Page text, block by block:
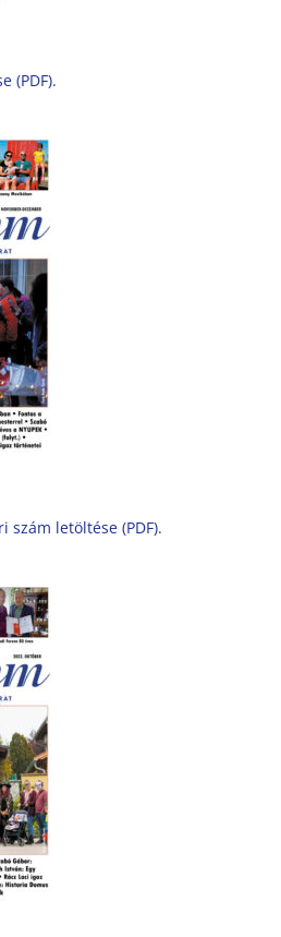
(PDF).
szám letöltése (PDF).